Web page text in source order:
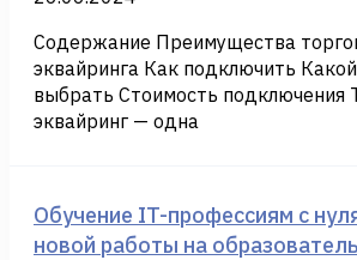
Содержание Преимущества
эквайринга Как подключить
выбрать Стоимость подключения
эквайринг — одна
Обучение IT-профессиям с
новой работы на